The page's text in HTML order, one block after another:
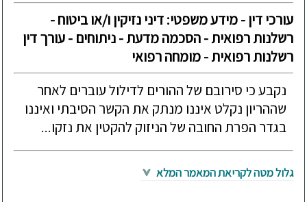
עורכי דין - מידע משפטי: דיני נזיקין ו/או ביטוח -
רשלנות רפואית - הסכמה מדעת - ניתוחים - עורך דין
רשלנות רפואית - מומחה רפואי
נקבע כי סירובם של ההורים לדילול עוברים לאחר
שההריון נקלט איננו מנתק את הקשר הסיבתי ואיננו
בגדר הפרת החובה של הניזוק להקטין את נזקו...
גלול מטה לקריאת המאמר המלא